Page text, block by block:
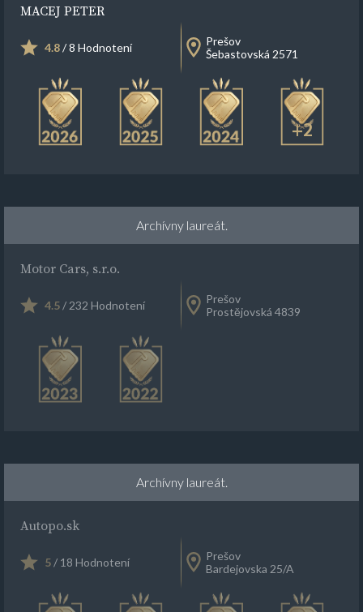
MACEJ PETER
4.8/ 8 Hodnotení
Prešov
Šebastovská 2571
+2
Archívny laureát.
Motor Cars, s.r.o.
4.5/ 232 Hodnotení
Prešov
Prostějovská 4839
Archívny laureát.
Autopo.sk
5/ 18 Hodnotení
Prešov
Bardejovska 25/A